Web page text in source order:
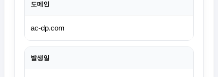
도메인
ac-dp.com
발생일